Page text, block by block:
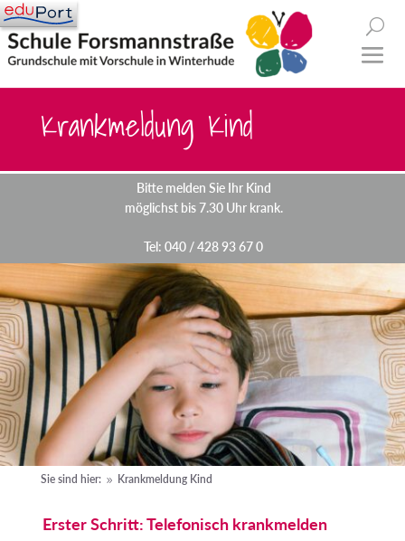
Krankmeldung Kind
Bitte melden Sie Ihr Kind
möglichst bis 7.30 Uhr krank.
Tel: 040 / 428 93 67 0
Sie sind hier: 9 Krankmeldung Kind
Erster Schritt: Telefonisch krankmelden